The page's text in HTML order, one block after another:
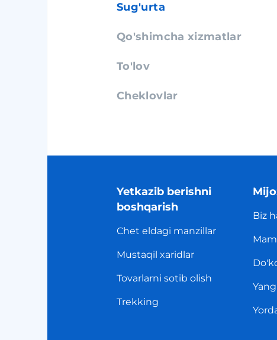
Sug'urta
Qo'shimcha xizmatlar
To'lov
Cheklovlar
Yetkazib berishni
boshqarish
Chet eldagi manzillar
Mustaqil xaridlar
Tovarlarni sotib olish
Trekking
Biz